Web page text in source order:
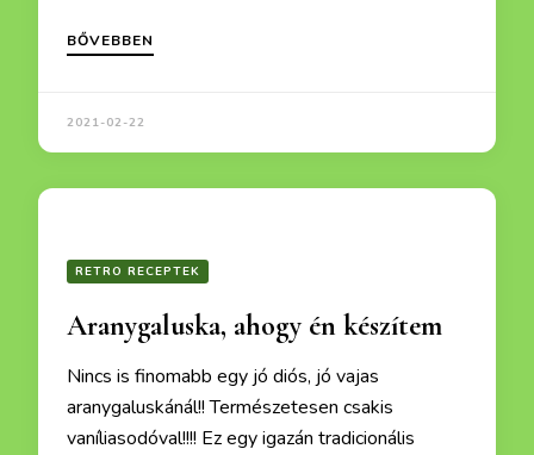
BŐVEBBEN
2021-02-22
RETRO RECEPTEK
Aranygaluska, ahogy én készítem
Nincs is finomabb egy jó diós, jó vajas
aranygaluskánál!! Természetesen csakis
vaníliasodóval!!!! Ez egy igazán tradicionális